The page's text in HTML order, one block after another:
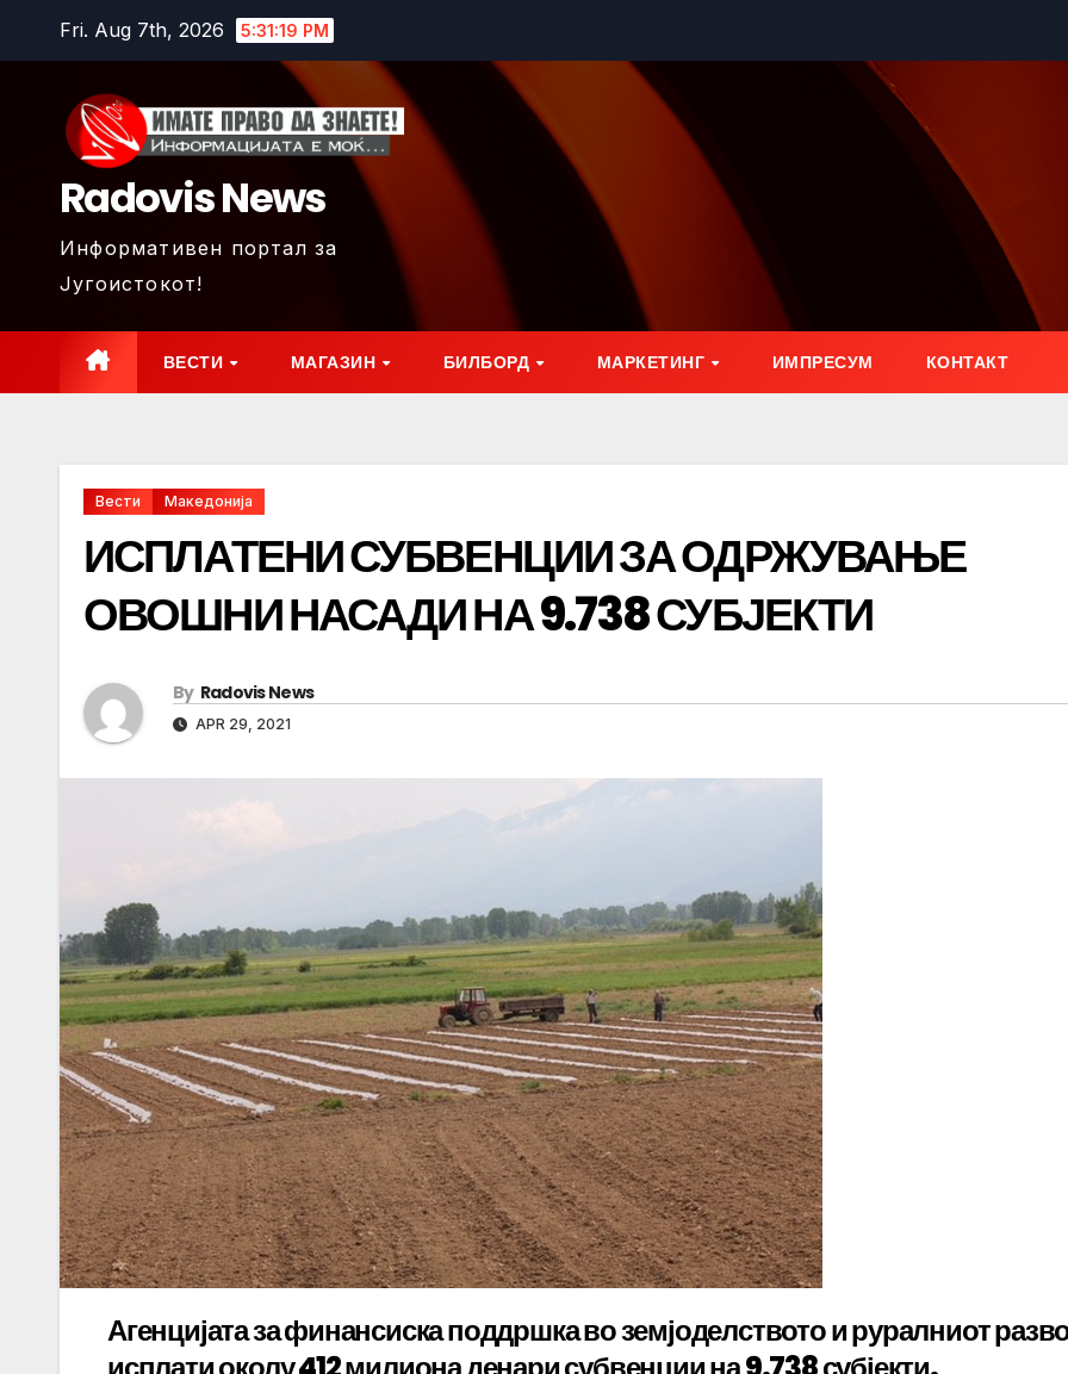
Fri. Aug 7th, 2026 5:31:20 PM
Radovis News
Информативен портал за
Југоистокот!
ВЕСТИ МАГАЗИН БИЛБОРД МАРКЕТИНГ ИМПРЕСУМ КОНТАКТ
Вести Македонија
ИСПЛАТЕНИ СУБВЕНЦИИ ЗА ОДРЖУВАЊЕ
ОВОШНИ НАСАДИ НА 9.738 СУБЈЕКТИ
By Radovis News
APR 29, 2021
Агенцијата за финансиска поддршка во земјоделството и руралниот